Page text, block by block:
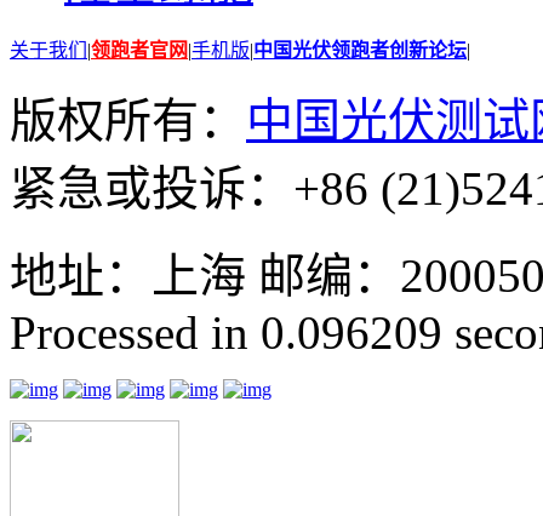
关于我们 |领跑者官网|手机版|中国光伏领跑者创新论坛|
版权所有： 中国光伏测试
紧急或投诉：+86
地址：上海 邮编：
Processed in 0.096209